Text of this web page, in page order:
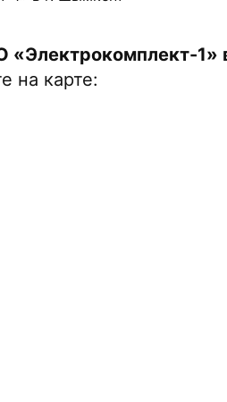
«Электрокомплект-1»
на карте: